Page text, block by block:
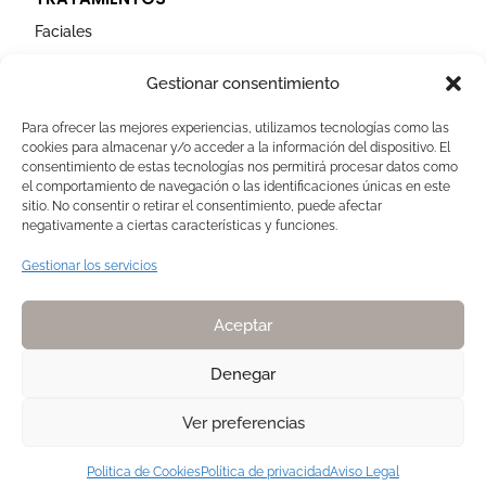
Gestionar consentimiento
Para ofrecer las mejores experiencias, utilizamos tecnologías como las
cookies para almacenar y/o acceder a la información del dispositivo. El
consentimiento de estas tecnologías nos permitirá procesar datos como
el comportamiento de navegación o las identificaciones únicas en este
sitio. No consentir o retirar el consentimiento, puede afectar
negativamente a ciertas características y funciones.
Gestionar los servicios
Aceptar
Denegar
Ver preferencias
Politica de CookiesPolítica de privacidadAviso Legal
Faciales
AVISOS LEGALES
Aviso Legal
Politica de Cookies
Política de privacidad
Copyright 2025. Todos los derechos reservados NATURELLE by Pilar